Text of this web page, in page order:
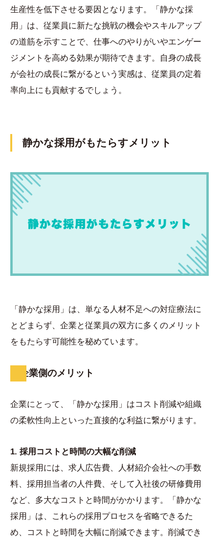
生産性を低下させる要因となります。「静かな採
用」は、従業員に新たな挑戦の機会やスキルアップ
の道筋を示すことで、仕事へのやりがいやエンゲー
ジメントを高める効果が期待できます。自身の成長
が会社の成長に繋がるという実感は、従業員の定着
率向上にも貢献するでしょう。
静かな採用がもたらすメリット
「静かな採用」は、単なる人材不足への対症療法に
とどまらず、企業と従業員の双方に多くのメリット
をもたらす可能性を秘めています。
企業側のメリット
企業にとって、「静かな採用」はコスト削減や組織
の柔軟性向上といった直接的な利益に繋がります。
1. 採用コストと時間の大幅な削減
新規採用には、求人広告費、人材紹介会社への手数
料、採用担当者の人件費、そして入社後の研修費用
など、多大なコストと時間がかかります。「静かな
採用」は、これらの採用プロセスを省略できるた
め、コストと時間を大幅に削減できます。削減でき